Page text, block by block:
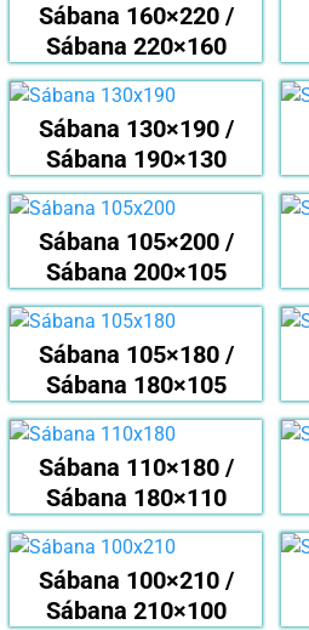
Sábana 160×220 /
Sábana 220×160
Sábana 130×190 /
Sábana 190×130
Sábana 105×200 /
Sábana 200×105
Sábana 105×180 /
Sábana 180×105
Sábana 110×180 /
Sábana 180×110
Sábana 100×210 /
Sábana 210×100